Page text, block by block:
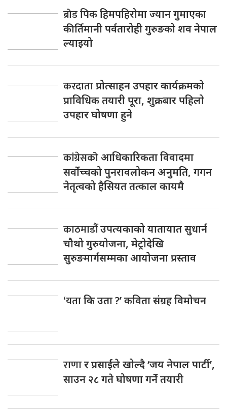
ब्रोडपिक हिमपहिरोमा ज्यान गुमाएका
कीर्तिमानी पर्वतारोही गुरुङको शव नेपाल
ल्याइयो
करदाताप्रोत्साहन उपहार कार्यक्रमको
प्राविधिक तयारी पूरा, शुक्रबार पहिलो
उपहार घोषणा हुने
कांग्रेसकोआधिकारिकता विवादमा
सर्वोच्चको पुनरावलोकन अनुमति, गगन
नेतृत्वको हैसियत तत्काल कायमै
काठमाडौंउपत्यकाको यातायात सुधार्न
चौथो गुरुयोजना, मेट्रोदेखि
सुरुङमार्गसम्मका आयोजना प्रस्ताव
‘यताकि उता ?’ कविता संग्रह विमोचन
राणार प्रसाईंले खोल्दै ‘जय नेपाल पार्टी’,
साउन २८ गते घोषणा गर्ने तयारी